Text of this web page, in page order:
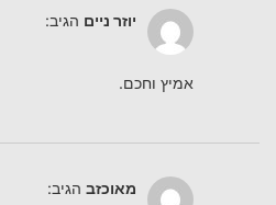
יוזר ניים הגיב:
אמיץ וחכם.
מאוכזב הגיב: